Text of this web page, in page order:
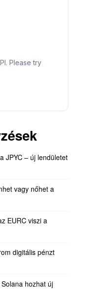
JPYC – új lendületet
vagy nőhet a
EURC viszi a
digitális pénzt
hozhat új